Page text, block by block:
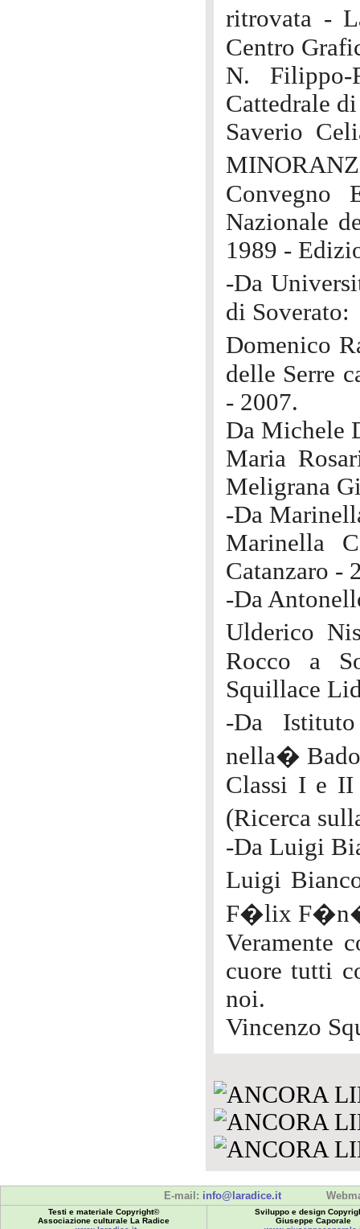
ritrovata -
Centro
N.
Cattedrale
Saverio
Convegno
Nazionale
1989 -
-Da
di Soverato:
Domenico
delle Serre
- 2007.
Da Michele
Maria
Meligrana
-Da
Marinella
Catanzaro -
-Da
Ulderico
Rocco a
Squillace
-Da
nella�
Classi I e
(Ricerca
-Da Luigi
Luigi
F�lix
Veramente
cuore tutti
noi.
Vincenzo
E-mail: info@laradice.it
Testi e materiale Copyright©
Associazione culturale La Radice
Sviluppo e design
Giuseppe Caporale